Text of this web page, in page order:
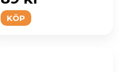
KÖP